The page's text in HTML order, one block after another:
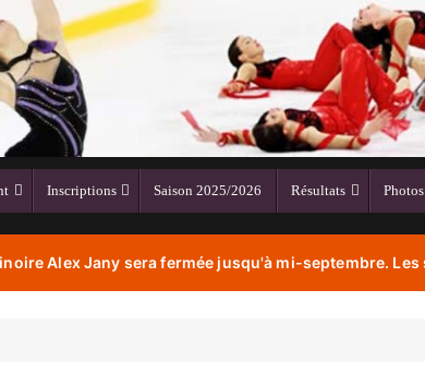
Inscriptions Saison 2025/2026 Résultats Photos
Alex Jany sera fermée jusqu'à mi-septembre.